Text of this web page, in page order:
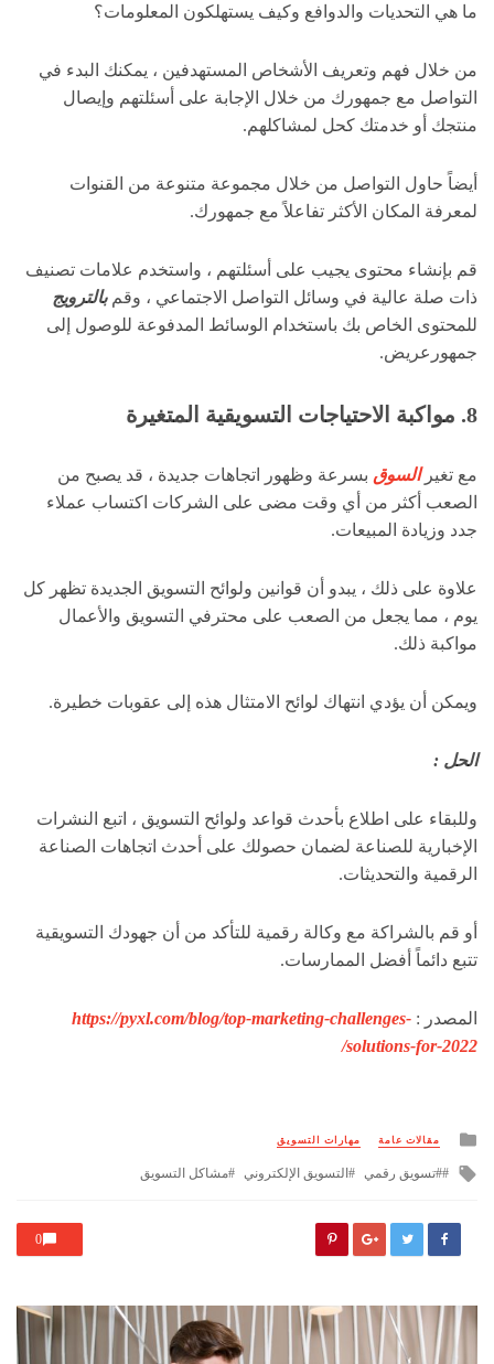
ما هي التحديات والدوافع وكيف يستهلكون المعلومات؟
من خلال فهم وتعريف الأشخاص المستهدفين ، يمكنك البدء في
التواصل مع جمهورك من خلال الإجابة على أسئلتهم وإيصال
منتجك أو خدمتك كحل لمشاكلهم.
أيضاً حاول التواصل من خلال مجموعة متنوعة من القنوات
لمعرفة المكان الأكثر تفاعلاً مع جمهورك.
قم بإنشاء محتوى يجيب على أسئلتهم ، واستخدم علامات تصنيف
ذات صلة عالية في وسائل التواصل الاجتماعي ، وقمبالترويج
للمحتوى الخاص بك باستخدام الوسائط المدفوعة للوصول إلى
جمهورعريض.
8. مواكبة الاحتياجات التسويقية المتغيرة
مع تغيرالسوق بسرعة وظهور اتجاهات جديدة ، قد يصبح من
الصعب أكثر من أي وقت مضى على الشركات اكتساب عملاء
جدد وزيادة المبيعات.
علاوة على ذلك ، يبدو أن قوانين ولوائح التسويق الجديدة تظهر كل
يوم ، مما يجعل من الصعب على محترفي التسويق والأعمال
مواكبة ذلك.
ويمكن أن يؤدي انتهاك لوائح الامتثال هذه إلى عقوبات خطيرة.
الحل :
وللبقاء على اطلاع بأحدث قواعد ولوائح التسويق ، اتبع النشرات
الإخبارية للصناعة لضمان حصولك على أحدث اتجاهات الصناعة
الرقمية والتحديثات.
أو قم بالشراكة مع وكالة رقمية للتأكد من أن جهودك التسويقية
تتبع دائماً أفضل الممارسات.
المصدر : https://pyxl.com/blog/top-marketing-challenges-
solutions-for-2022/
Posted
مقالات عامة مهارات التسويق
Tagged
#تسويق رقمي التسويق الإلكتروني مشاكل التسويق
0